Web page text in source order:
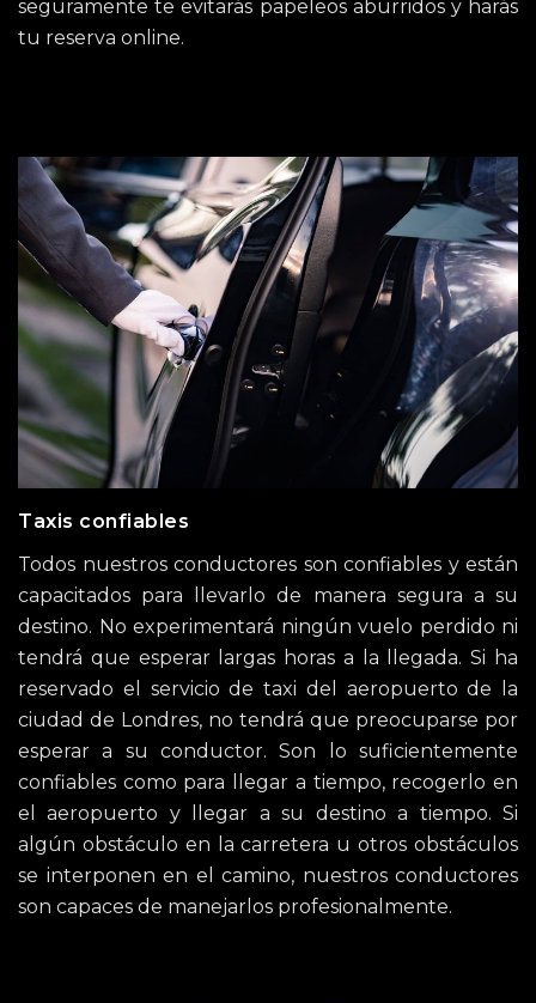
seguramente te evitarás papeleos aburridos y harás
tu reserva online.
Taxis confiables
Todos nuestros conductores son confiables y están
capacitados para llevarlo de manera segura a su
destino. No experimentará ningún vuelo perdido ni
tendrá que esperar largas horas a la llegada. Si ha
reservado el servicio de taxi del aeropuerto de la
ciudad de Londres, no tendrá que preocuparse por
esperar a su conductor. Son lo suficientemente
confiables como para llegar a tiempo, recogerlo en
el aeropuerto y llegar a su destino a tiempo. Si
algún obstáculo en la carretera u otros obstáculos
se interponen en el camino, nuestros conductores
son capaces de manejarlos profesionalmente.